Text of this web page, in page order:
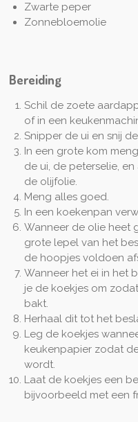
Zwarte peper
Zonnebloemolie
Bereiding
Schil de zoete
of in een
Snipper de ui en snij
In een grote kom
de ui, de peterselie,
de olijfolie.
Meng alles goed.
In een koekenpan
Wanneer de olie heet
grote lepel van het
de hoopjes voldoen
Wanneer het ei in het
je de koekjes om
bakt.
Herhaal dit tot het
Leg de koekjes
keukenpapier zodat
wordt.
Laat de koekjes een
bijvoorbeeld met een